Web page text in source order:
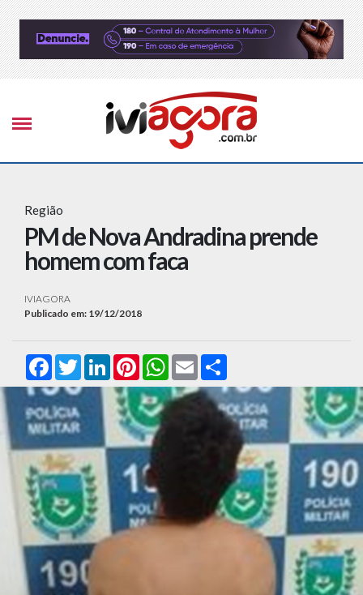
Região
PM de Nova Andradina prende
homem com faca
IVIAGORA
Publicado em: 19/12/2018
FacebookTwitterLinkedInPinterestWhatsApp
Email